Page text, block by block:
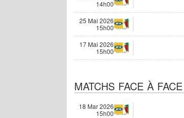
14h00
25 Mai 2026
15h00
17 Mai 2026
15h00
MATCHS FACE À FACE
18 Mar 2026
15h00